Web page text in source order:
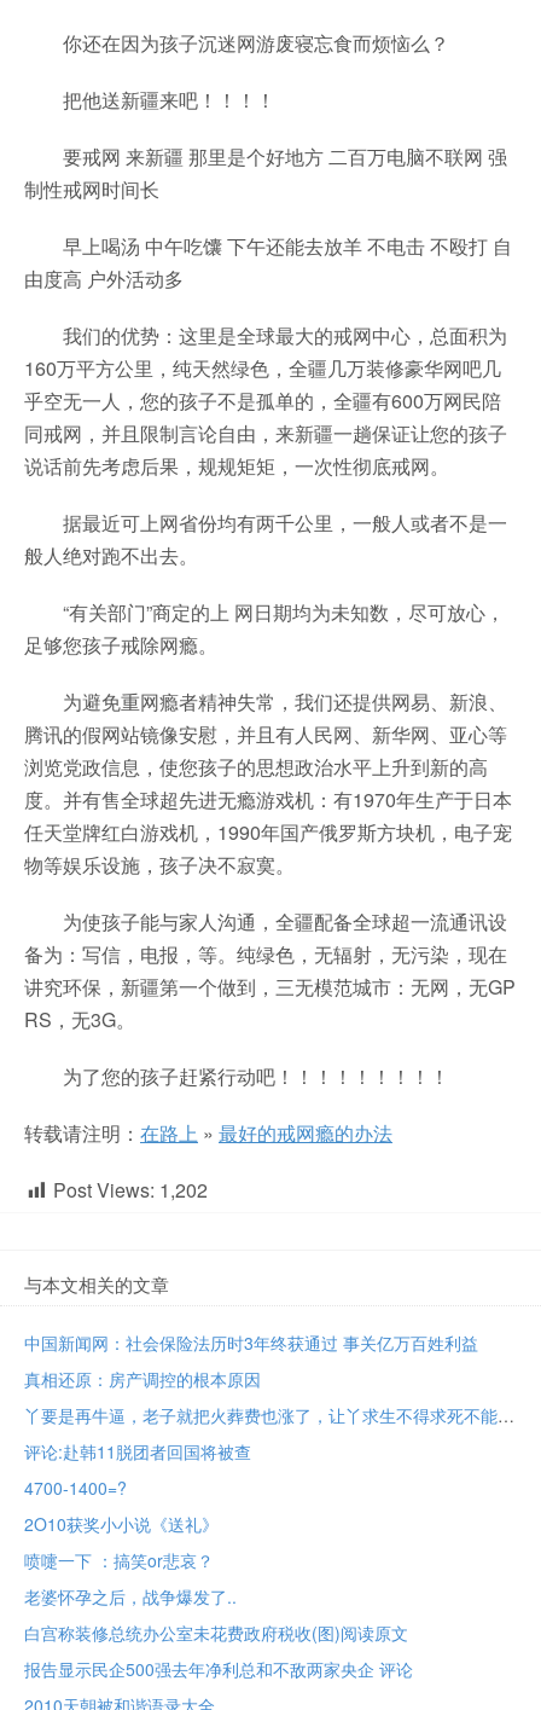
你还在因为孩子沉迷网游废寝忘食而烦恼么？
把他送新疆来吧！！！！
要戒网 来新疆 那里是个好地方 二百万电脑不联网 强
制性戒网时间长
早上喝汤 中午吃馕 下午还能去放羊 不电击 不殴打 自
由度高 户外活动多
我们的优势：这里是全球最大的戒网中心，总面积为
160万平方公里，纯天然绿色，全疆几万装修豪华网吧几
乎空无一人，您的孩子不是孤单的，全疆有600万网民陪
同戒网，并且限制言论自由，来新疆一趟保证让您的孩子
说话前先考虑后果，规规矩矩，一次性彻底戒网。
据最近可上网省份均有两千公里，一般人或者不是一
般人绝对跑不出去。
“有关部门”商定的上 网日期均为未知数，尽可放心，
足够您孩子戒除网瘾。
为避免重网瘾者精神失常，我们还提供网易、新浪、
腾讯的假网站镜像安慰，并且有人民网、新华网、亚心等
浏览党政信息，使您孩子的思想政治水平上升到新的高
度。并有售全球超先进无瘾游戏机：有1970年生产于日本
任天堂牌红白游戏机，1990年国产俄罗斯方块机，电子宠
物等娱乐设施，孩子决不寂寞。
为使孩子能与家人沟通，全疆配备全球超一流通讯设
备为：写信，电报，等。纯绿色，无辐射，无污染，现在
讲究环保，新疆第一个做到，三无模范城市：无网，无GP
RS，无3G。
为了您的孩子赶紧行动吧！！！！！！！！！
转载请注明： 在路上 » 最好的戒网瘾的办法
Post Views: 1,202
与本文相关的文章
中国新闻网：社会保险法历时3年终获通过 事关亿万百姓利益
真相还原：房产调控的根本原因
丫要是再牛逼，老子就把火葬费也涨了，让丫求生不得求死不能
评论:赴韩11脱团者回国将被查
4700-1400=?
2O10获奖小小说《送礼》
喷嚏一下 ：搞笑or悲哀？
老婆怀孕之后，战争爆发了..
白宫称装修总统办公室未花费政府税收(图)阅读原文
报告显示民企500强去年净利总和不敌两家央企 评论
2010天朝被和谐语录大全